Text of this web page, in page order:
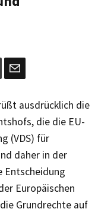
ausdrücklich die
die die EU-
(VDS) für
daher in der
Entscheidung
Europäischen
Grundrechte auf